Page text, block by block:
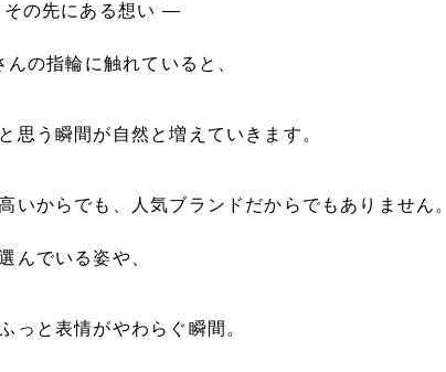
の先にある想い ―
の指輪に触れていると、
思う瞬間が自然と増えていきます。
いからでも、人気ブランドだからでもありません。
んでいる姿や、
っと表情がやわらぐ瞬間。